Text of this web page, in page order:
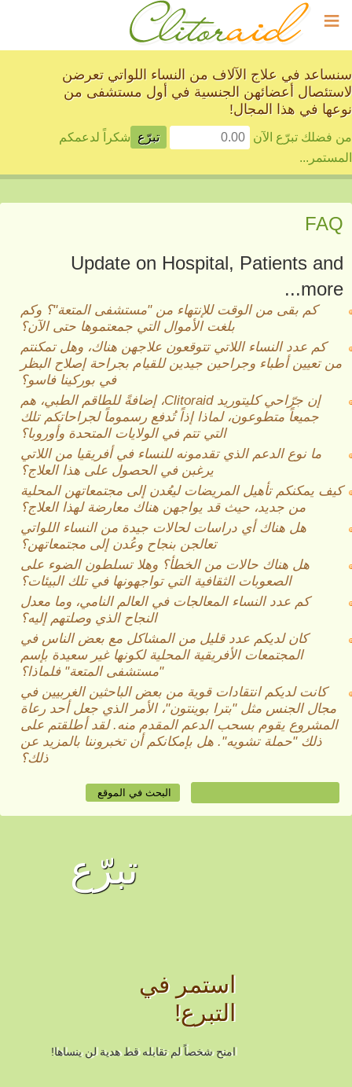
≡
سنساعد في علاج الآلاف من النساء اللواتي تعرضن
لاستئصال أعضائهن الجنسية في أول مستشفى من
نوعها في هذا المجال!
من فضلك تبرّع الآن
شكراً لدعمكم
المستمر...
FAQ
Update on Hospital, Patients and
more...
كم بقى من الوقت للإنتهاء من "مستشفى المتعة"؟ وكم
بلغت الأموال التي جمعتموها حتى الآن؟
كم عدد النساء اللاتي تتوقعون علاجهن هناك، وهل تمكنتم
من تعيين أطباء وجراحين جيدين للقيام بجراحة إصلاح البظر
في بوركينا فاسو؟
إن جرّاحي كليتوريد Clitoraid، إضافةً للطاقم الطبي، هم
جميعاً متطوعون، لماذا إذاً تُدفع رسموماً لجراحاتكم تلك
التي تتم في الولايات المتحدة وأوروبا؟
ما نوع الدعم الذي تقدمونه للنساء في أفريقيا من اللاتي
يرغبن في الحصول على هذا العلاج؟
كيف يمكنكم تأهيل المريضات ليعُدن إلى مجتمعاتهن المحلية
من جديد، حيث قد يواجهن هناك معارضة لهذا العلاج؟
هل هناك أي دراسات لحالات جيدة من النساء اللواتي
تعالجن بنجاح وعُدن إلى مجتمعاتهن؟
هل هناك حالات من الخطأ؟ وهلا تسلطون الضوء على
الصعوبات الثقافية التي تواجهونها في تلك البيئات؟
كم عدد النساء المعالجات في العالم النامي، وما معدل
النجاح الذي وصلتهم إليه؟
كان لديكم عدد قليل من المشاكل مع بعض الناس في
المجتمعات الأفريقية المحلية لكونها غير سعيدة بإسم
"مستشفى المتعة" فلماذا؟
كانت لديكم انتقادات قوية من بعض الباحثين الغربيين في
مجال الجنس مثل "بترا بوينتون"، الأمر الذي جعل أحد رعاة
المشروع يقوم بسحب الدعم المقدم منه. لقد أطلقتم على
ذلك "حملة تشويه". هل بإمكانكم أن تخبروننا بالمزيد عن
ذلك؟
تبرّع
استمر في
التبرع!
امنح شخصاً لم تقابله قط هدية لن ينساها!